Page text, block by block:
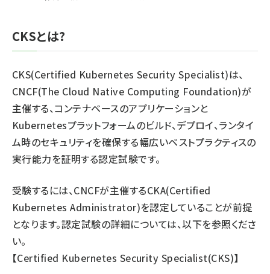
CKSとは?
CKS(Certified Kubernetes Security Specialist)は、
CNCF(The Cloud Native Computing Foundation)が
主催する、コンテナベースのアプリケーションと
Kubernetesプラットフォームのビルド、デプロイ、ランタイ
ム時のセキュリティを確保する幅広いベストプラクティスの
実行能力を証明する認定試験です。
受験するには、CNCFが主催するCKA(Certified
Kubernetes Administrator)を認定していることが前提
となります。認定試験の詳細については、以下を参照くださ
い。
【Certified Kubernetes Security Specialist(CKS)】